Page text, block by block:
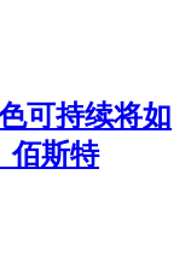
可持续将如
佰斯特